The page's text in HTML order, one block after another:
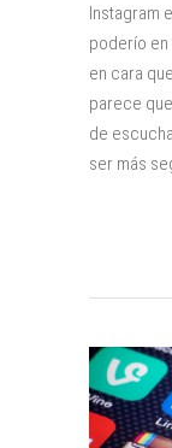
Instagram
poderío en
en cara
parece
de
ser más